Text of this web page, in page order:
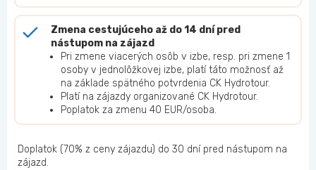
Zmena cestujúceho až do 14 dní pred
nástupom na zájazd
Pri zmene viacerých osôb v izbe, resp. pri zmene 1
osoby v jednolôžkovej izbe, platí táto možnosť až
na základe spätného potvrdenia CK Hydrotour.
Platí na zájazdy organizované CK Hydrotour.
Poplatok za zmenu 40 EUR/osoba.
Doplatok (70% z ceny zájazdu) do 30 dní pred nástupom na
zájazd.